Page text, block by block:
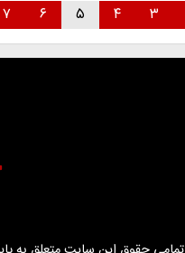
۳ ۴ ۵ ۶ ۷